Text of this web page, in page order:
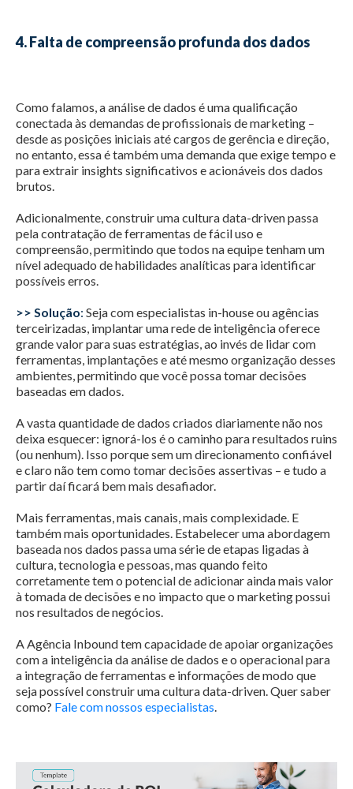
4. Falta de compreensão profunda dos dados
Como falamos, a análise de dados é uma qualificação
conectada às demandas de profissionais de marketing –
desde as posições iniciais até cargos de gerência e direção,
no entanto, essa é também uma demanda que exige tempo e
para extrair insights significativos e acionáveis dos dados
brutos.
Adicionalmente, construir uma cultura data-driven passa
pela contratação de ferramentas de fácil uso e
compreensão, permitindo que todos na equipe tenham um
nível adequado de habilidades analíticas para identificar
possíveis erros.
>> Solução: Seja com especialistas in-house ou agências
terceirizadas, implantar uma rede de inteligência oferece
grande valor para suas estratégias, ao invés de lidar com
ferramentas, implantações e até mesmo organização desses
ambientes, permitindo que você possa tomar decisões
baseadas em dados.
A vasta quantidade de dados criados diariamente não nos
deixa esquecer: ignorá-los é o caminho para resultados ruins
(ou nenhum). Isso porque sem um direcionamento confiável
e claro não tem como tomar decisões assertivas – e tudo a
partir daí ficará bem mais desafiador.
Mais ferramentas, mais canais, mais complexidade. E
também mais oportunidades. Estabelecer uma abordagem
baseada nos dados passa uma série de etapas ligadas à
cultura, tecnologia e pessoas, mas quando feito
corretamente tem o potencial de adicionar ainda mais valor
à tomada de decisões e no impacto que o marketing possui
nos resultados de negócios.
A Agência Inbound tem capacidade de apoiar organizações
com a inteligência da análise de dados e o operacional para
a integração de ferramentas e informações de modo que
seja possível construir uma cultura data-driven. Quer saber
como? Fale com nossos especialistas.